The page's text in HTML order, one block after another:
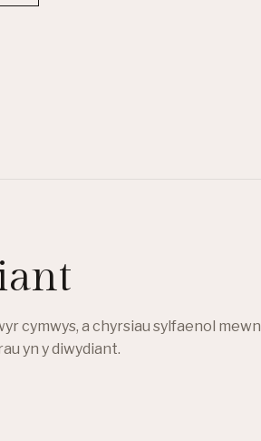
cymwys, a chyrsiau sylfaenol mewn
yn y diwydiant.